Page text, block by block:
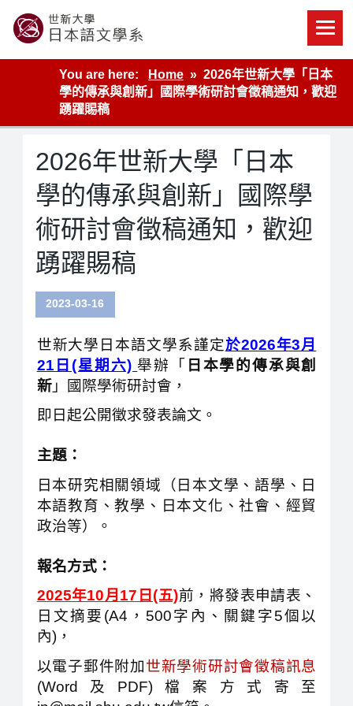
content
世新大學教學單位的網站
You are here:
Home
2026年世新大學「日本
學的傳承與創新」國際學術研討會徵稿通知，歡迎
踴躍賜稿
2026年世新大學「日本
學的傳承與創新」國際學
術研討會徵稿通知，歡迎
踴躍賜稿
2023-03-16
世新大學日本語文學系謹定於2026年3月
21日(星期六)舉辦「 日本學的傳承與創
新」國際學術研討會，
即日起公開徵求發表論文。
主題：
日本研究相關領域（日本文學、語學、日
本語教育、教學、日本文化、社會、經貿
政治等）。
報名方式：
2025年10月17日(五)前，將發表申請表、
日文摘要(A4，500字內、關鍵字5個以
內)，
以電子郵件附加世新學術研討會徵稿訊息
(Word及PDF)檔案方式寄至